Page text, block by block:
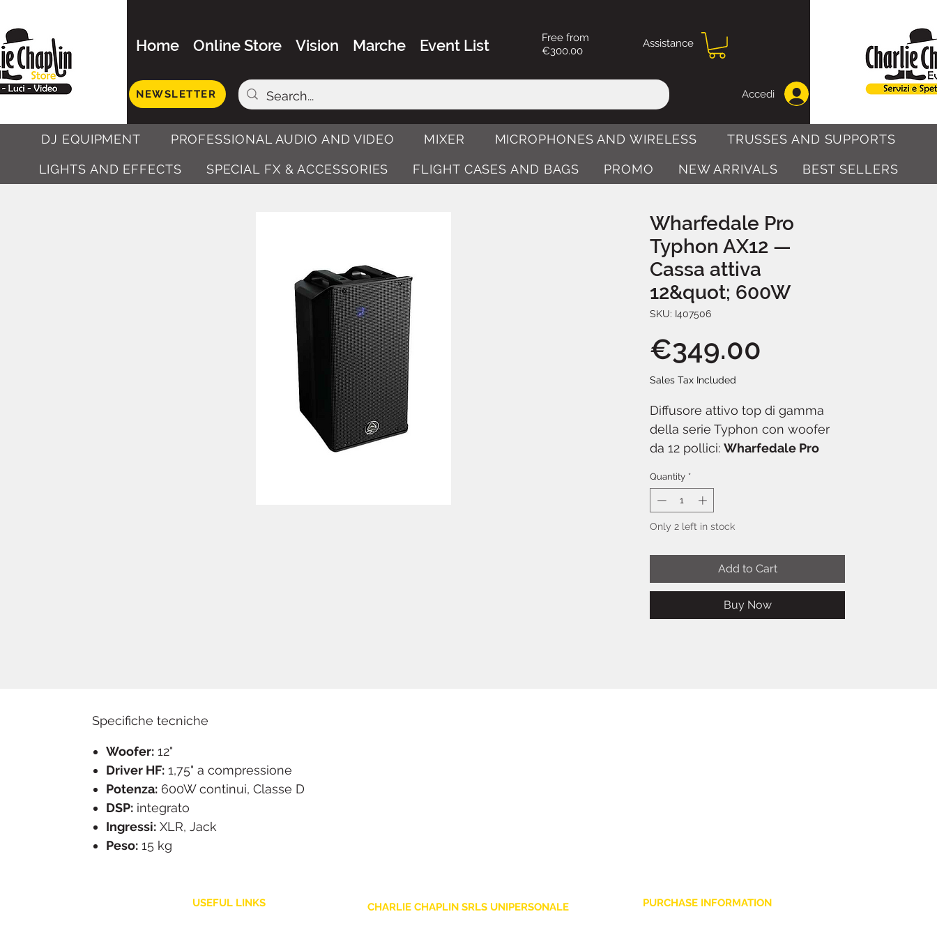
Home Online Store Vision Marche Event List
Free from
€300.00
Assistance
NEWSLETTER Accedi
DJ EQUIPMENT PROFESSIONAL AUDIO AND VIDEO MIXER MICROPHONES AND WIRELESS TRUSSES AND SUPPORTS
LIGHTS AND EFFECTS SPECIAL FX & ACCESSORIES FLIGHT CASES AND BAGS PROMO NEW ARRIVALS BEST SELLERS
Wharfedale Pro
Typhon AX12 —
Cassa attiva
12&quot; 600W
SKU: I407506
€349.00
Sales Tax Included
Diffusore attivo top di gamma
della serie Typhon con woofer
da 12 pollici: Wharfedale Pro
continui in Classe D con DSP
integrato, driver HF da 1,75 pollici
e risposta in frequenza estesa.
professionale, band e
installazioni dove servono
potenza e qualità senza
compromessi.
Quantity *
Only 2 left in stock
Add to Cart
Buy Now
Specifiche tecniche
Woofer: 12"
Driver HF: 1,75" a compressione
Potenza: 600W continui, Classe D
DSP: integrato
Ingressi: XLR, Jack
Peso: 15 kg
USEFUL LINKS CHARLIE CHAPLIN SRLS UNIPERSONALE PURCHASE INFORMATION